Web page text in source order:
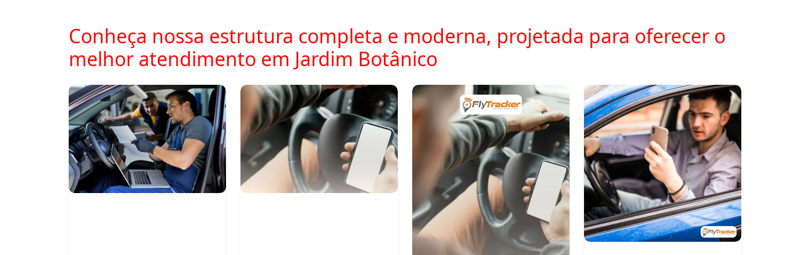
Conheça nossa estrutura completa e moderna, projetada para oferecer o
melhor atendimento em Jardim Botânico